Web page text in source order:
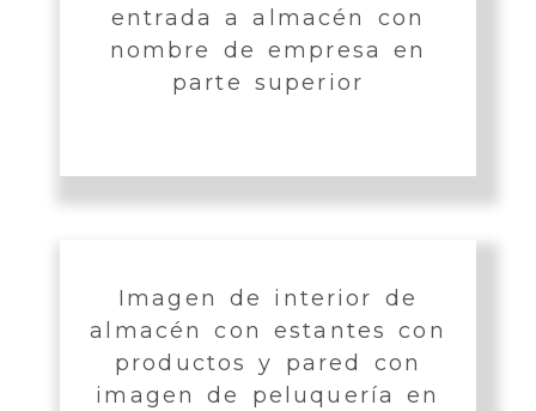
entrada a almacén con
nombre de empresa en
parte superior
Imagen de interior de
almacén con estantes con
productos y pared con
imagen de peluquería en